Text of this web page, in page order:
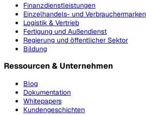
Finanzdienstleistungen
Einzelhandels- und Verbrauchermarken
Logistik & Vertrieb
Fertigung und Außendienst
Regierung und öffentlicher Sektor
Bildung
Ressourcen & Unternehmen
Blog
Dokumentation
Whitepapers
Kundengeschichten